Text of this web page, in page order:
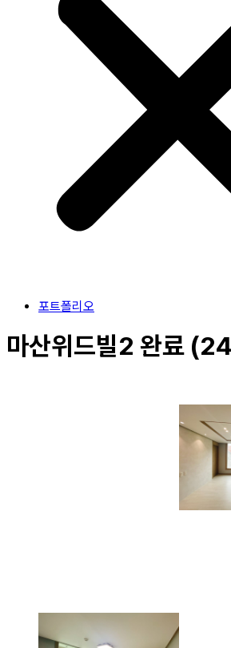
포트폴리오
마산위드빌2 완료